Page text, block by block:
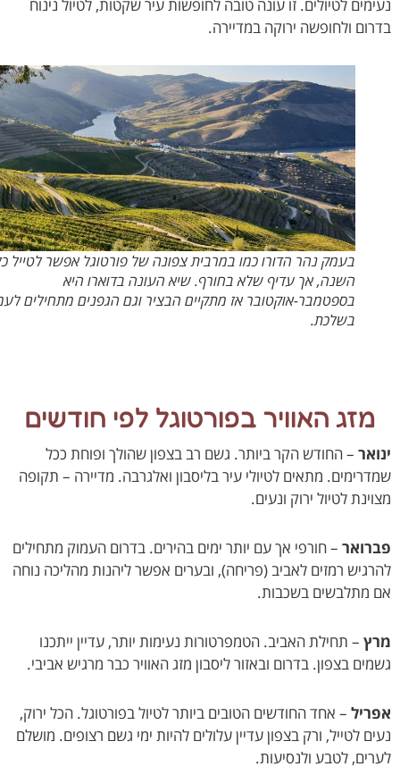
לטיולים. זו עונה טובה לחופשות עיר שקטות, לטיול נינוח
ולחופשה ירוקה במדיירה.
בעמק נהר הדורו כמו במרבית צפונה של פורטוגל אפשר לטייל כל
השנה, אך עדיף שלא בחורף. שיא העונה בדוארו היא
בספטמבר-אוקטובר אז מתקיים הבציר וגם הגפנים מתחילים לעמוד
בשלכת.
האוויר בפורטוגל לפי חודשים
– החודש הקר ביותר. גשם רב בצפון שהולך ופוחת ככל
מתאים לטיולי עיר בליסבון ואלגרבה. מדיירה – תקופה
לטיול ירוק ונעים.
– חורפי אך עם יותר ימים בהירים. בדרום העמוק מתחילים
רמזים לאביב (פריחה), ובערים אפשר ליהנות מהליכה נוחה
בשכבות.
– תחילת האביב. הטמפרטורות נעימות יותר, עדיין ייתכנו
בצפון. בדרום ובאזור ליסבון מזג האוויר כבר מרגיש אביבי.
– אחד החודשים הטובים ביותר לטיול בפורטוגל. הכל ירוק,
לטייל, ורק בצפון עדיין עלולים להיות ימי גשם רצופים. מושלם
לטבע ולנסיעות.